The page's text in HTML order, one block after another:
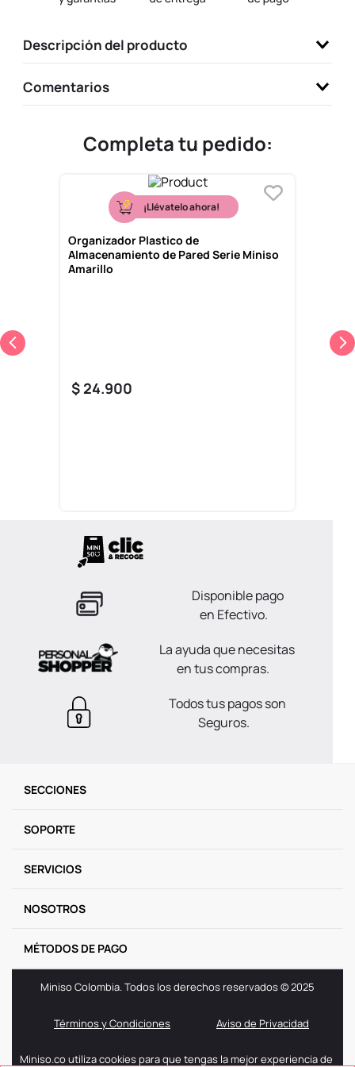
Descripción del producto
Comentarios
Completa tu pedido:
¡Llévatelo ahora!
Organizador Plastico de
Almacenamiento de Pared Serie Miniso
Amarillo
$ 24.900
Disponible pago
en Efectivo.
La ayuda que necesitas
en tus compras.
Todos tus pagos son
Seguros.
SECCIONES
SOPORTE
SERVICIOS
NOSOTROS
MÉTODOS DE PAGO
Miniso Colombia. Todos los derechos reservados © 2025
Términos y Condiciones Aviso de Privacidad
Miniso.co utiliza cookies para que tengas la mejor experiencia de
10. league of legends